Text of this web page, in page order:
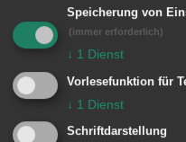
Nachzug aus
(zu
Speicherung von
(immer erforderlich)
↓ 1 Dienst
Vorlesefunktion für
↓ 1 Dienst
Schriftdarstellung